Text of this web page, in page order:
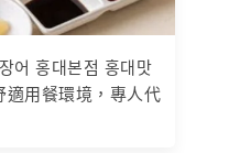
어 홍대본점 홍대맛
適用餐環境，專人代